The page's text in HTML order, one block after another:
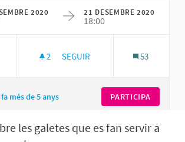
les galetes que es fan servir a
2020 21 DESEMBRE 2020
18:00
2 2 SEGUIDORES
SEGUIR 53
més de 5 anys PARTICIPA